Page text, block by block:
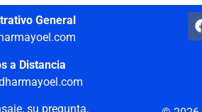
General
a Distancia
su pregunta,